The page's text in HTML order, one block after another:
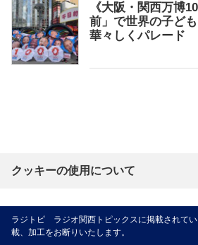
《大阪・関西万博
前」で世界の子ど
華々しくパレード
クッキーの使用について
ラジトピ ラジオ関西トピックスに掲載されて
載、加工をお断りいたします。